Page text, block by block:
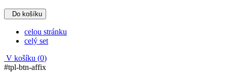
Do košíku
celou stránku
celý set
V košíku (0)
#tpl-btn-affix